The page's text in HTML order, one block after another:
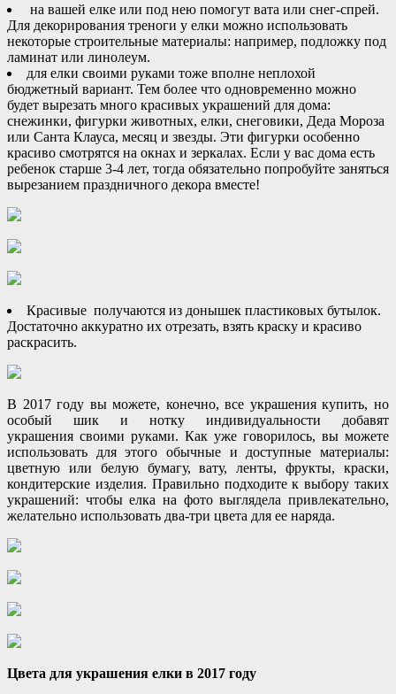
на вашей елке или под нею помогут вата или снег-спрей.
Для декорирования треноги у елки можно использовать
некоторые строительные материалы: например, подложку под
ламинат или линолеум.
для елки своими руками тоже вполне неплохой
бюджетный вариант. Тем более что одновременно можно
будет вырезать много красивых украшений для дома:
снежинки, фигурки животных, елки, снеговики, Деда Мороза
или Санта Клауса, месяц и звезды. Эти фигурки особенно
красиво смотрятся на окнах и зеркалах. Если у вас дома есть
ребенок старше 3-4 лет, тогда обязательно попробуйте заняться
вырезанием праздничного декора вместе!
Красивые получаются из донышек пластиковых бутылок.
Достаточно аккуратно их отрезать, взять краску и красиво
раскрасить.
В 2017 году вы можете, конечно, все украшения купить, но
особый шик и нотку индивидуальности добавят
украшения своими руками. Как уже говорилось, вы можете
использовать для этого обычные и доступные материалы:
цветную или белую бумагу, вату, ленты, фрукты, краски,
кондитерские изделия. Правильно подходите к выбору таких
украшений: чтобы елка на фото выглядела привлекательно,
желательно использовать два-три цвета для ее наряда.
Цвета для украшения елки в 2017 году